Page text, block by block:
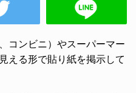
コンビニ）やスーパーマー
える形で貼り紙を掲示して